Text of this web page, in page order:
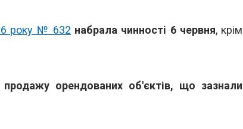
року № 632 набрала чинності 6 червня, крім
продажу орендованих об'єктів, що зазнали